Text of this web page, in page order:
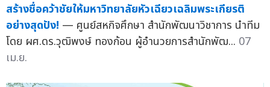
สร้างชื่อคว้าชัยให้มหาวิทยาลัยหัวเฉียวเฉลิมพระเกียรติ
อย่างสุดปัง! — ศูนย์สหกิจศึกษา สำนักพัฒนาวิชาการ นำทีม
โดย ผศ.ดร.วุฒิพงษ์ ทองก้อน ผู้อำนวยการสำนักพัฒ... 07
เม.ย.